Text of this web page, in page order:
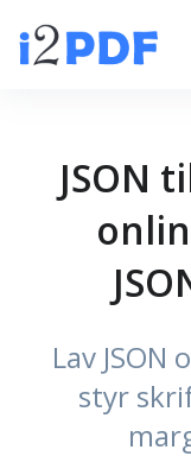
JSON
Lav JSON
styr